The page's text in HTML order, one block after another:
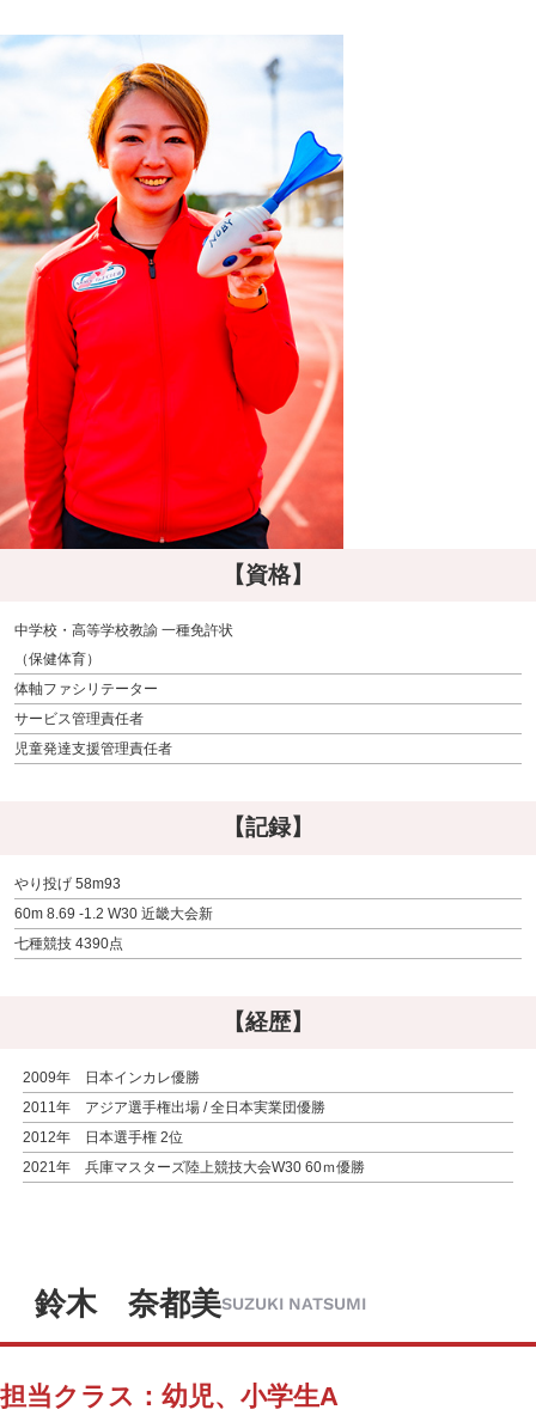
【資格】
中学校・高等学校教諭 一種免許状
（保健体育）
体軸ファシリテーター
サービス管理責任者
児童発達支援管理責任者
【記録】
やり投げ 58m93
60m 8.69 -1.2 W30 近畿大会新
七種競技 4390点
【経歴】
2009年 日本インカレ優勝
2011年 アジア選手権出場 / 全日本実業団優勝
2012年 日本選手権 2位
2021年 兵庫マスターズ陸上競技大会W30 60ｍ優勝
鈴木 奈都美SUZUKI NATSUMI
担当クラス：幼児、小学生A